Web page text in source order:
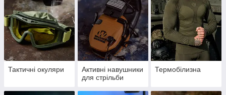
Тактичні окуляри
Активні навушники
для стрільби
Термобілизна